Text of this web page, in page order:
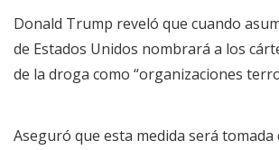
Donald Trump reveló que cuando
de Estados Unidos nombrará a los
de la droga como “organizaciones
Aseguró que esta medida será tomada